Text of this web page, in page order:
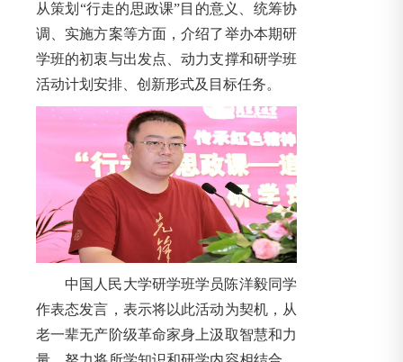
从策划“行走的思政课”目的意义、统筹协
调、实施方案等方面，介绍了举办本期研
学班的初衷与出发点、动力支撑和研学班
活动计划安排、创新形式及目标任务。
中国人民大学研学班学员陈洋毅同学
作表态发言，表示将以此活动为契机，从
老一辈无产阶级革命家身上汲取智慧和力